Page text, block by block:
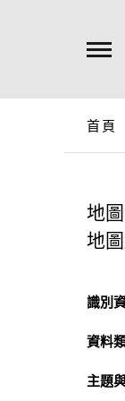
首頁
地
地
識別
資料
主題